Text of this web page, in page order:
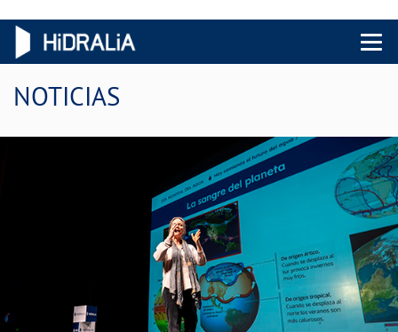
Menu
NOTICIAS